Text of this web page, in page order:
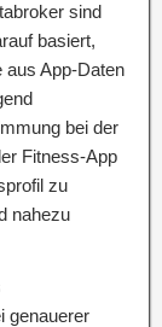
sind
basiert,
aus App-Daten
bei der
Fitness-App
zu
nahezu
genauerer